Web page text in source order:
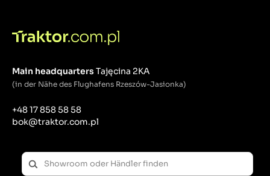
Main headquartersTajęcina 2KA
(in der Nähe des Flughafens Rzeszów-Jasionka)
+48 17 858 58 58
bok@traktor.com.pl